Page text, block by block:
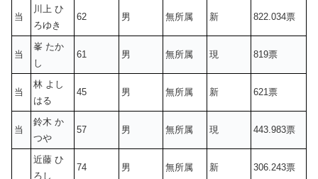
当
川上 ひ
ろゆき
62 男 無所属 新 822.034票
当
峯 たか
し
61 男 無所属 現 819票
当
林 よし
はる
45 男 無所属 新 621票
当
鈴木 か
つや
57 男 無所属 現 443.983票
近藤 ひ
ろし
74 男 無所属 新 306.243票